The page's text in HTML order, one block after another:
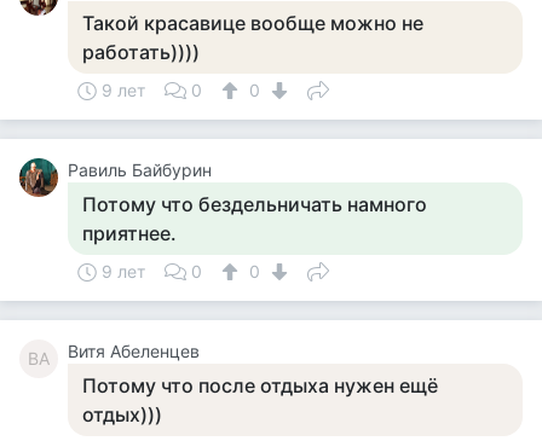
Такой красавице вообще можно не
работать))))
9 лет 0 0
Равиль Байбурин
Потому что бездельничать намного
приятнее.
9 лет 0 0
ВА Витя Абеленцев
Потому что после отдыха нужен ещё
отдых)))